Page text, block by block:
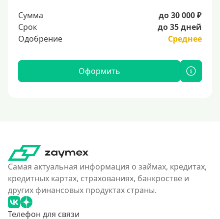
Сумма
до 30 000 ₽
Срок
до 35 дней
Одобрение
Среднее
Оформить
Самая актуальная информация о займах, кредитах,
кредитных картах, страхованиях, банкростве и
других финансовых продуктах страны.
Телефон для связи